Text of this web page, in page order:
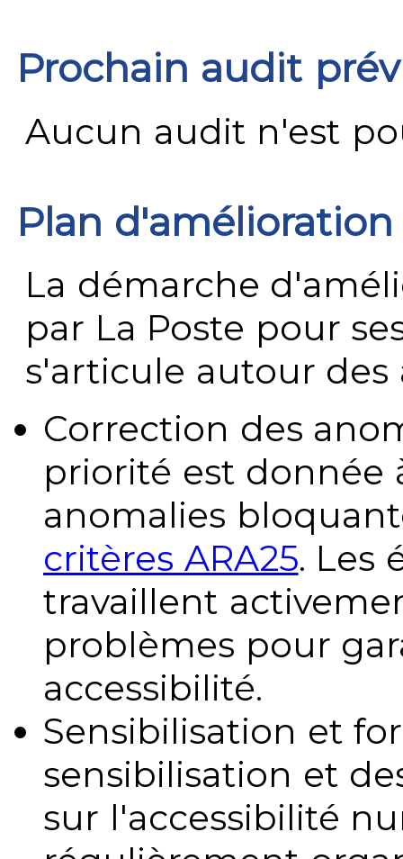
Prochain audit
Aucun audit n'est
Plan
La démarche
par La Poste pour
s'articule autour des
Correction des
priorité est donnée
anomalies
critères ARA25. Les
travaillent
problèmes pour
accessibilité.
Sensibilisation et
sensibilisation et
sur l'accessibilité